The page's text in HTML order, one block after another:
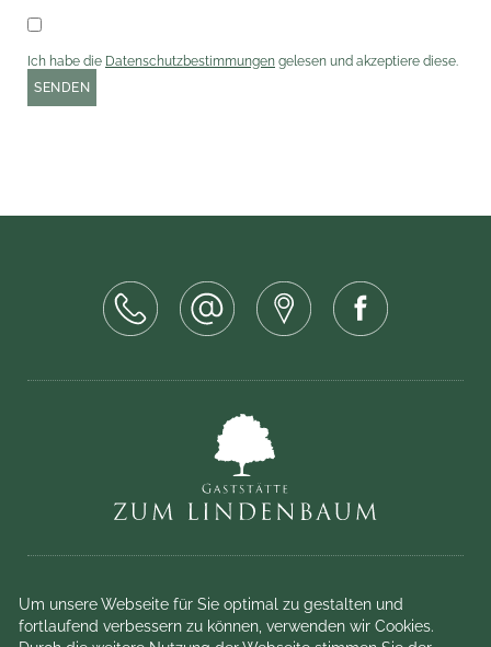
Ich habe die Datenschutzbestimmungen gelesen und akzeptiere diese.
SENDEN
Im Dorfe 15
99438 Hetschburg
Um unsere Webseite für Sie optimal zu gestalten und
fortlaufend verbessern zu können, verwenden wir Cookies.